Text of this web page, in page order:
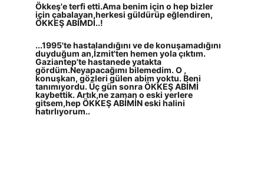
Ökkeş'e terfi etti.Ama benim için o hep bizler
için çabalayan,herkesi güldürüp eğlendiren,
ÖKKEŞ ABİMDİ..!
...1995'te hastalandığını ve de konuşamadığını
duyduğum an,İzmit'ten hemen yola çıktım.
Gaziantep'te hastanede yatakta
gördüm.Neyapacağımı bilemedim. O ,
konuşkan, gözleri gülen abim yoktu. Beni
tanımıyordu. Üç gün sonra ÖKKEŞ ABİMİ
kaybettik. Artık,ne zaman o eski yerlere
gitsem,hep ÖKKEŞ ABİMİN eski halini
hatırlıyorum..